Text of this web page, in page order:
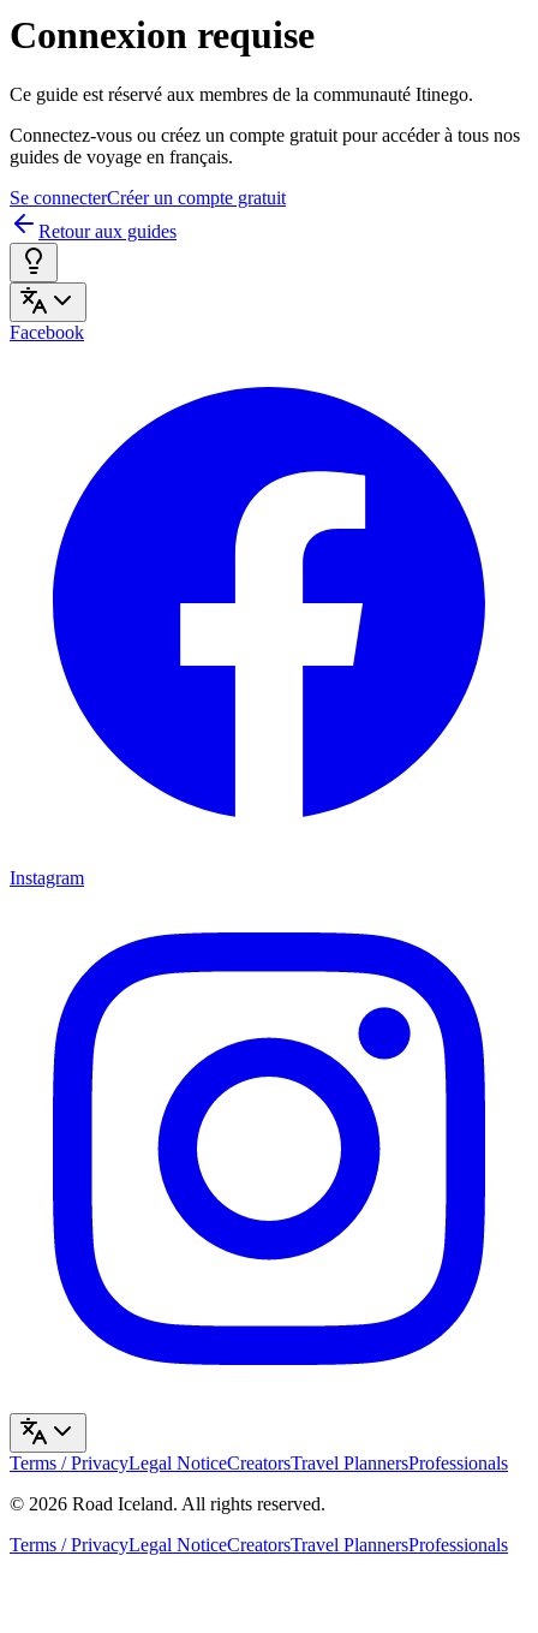
Connexion requise
Ce guide est réservé aux membres de la communauté Itinego.
Connectez-vous ou créez un compte gratuit pour accéder à tous nos
guides de voyage en français.
Se connecterCréer un compte gratuit
Retour aux guides
Facebook
Instagram
Terms / PrivacyLegal NoticeCreatorsTravel PlannersProfessionals
© 2026 Road Iceland. All rights reserved.
Terms / PrivacyLegal NoticeCreatorsTravel PlannersProfessionals